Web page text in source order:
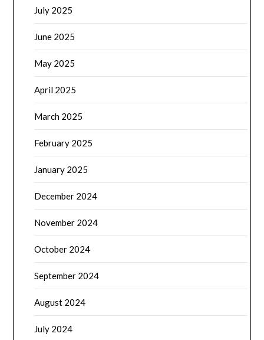
July 2025
June 2025
May 2025
April 2025
March 2025
February 2025
January 2025
December 2024
November 2024
October 2024
September 2024
August 2024
July 2024